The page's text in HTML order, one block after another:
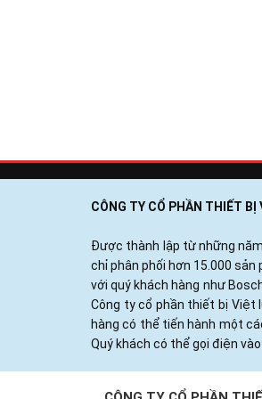
CÔNG TY CỔ PHẦN THIẾT BỊ
Được thành lập từ những
chỉ phân phối hơn 15.000
với quý khách hàng như
Công ty cổ phần thiết bị Việt
hàng có thể tiến hành một
Quý khách có thể gọi điện